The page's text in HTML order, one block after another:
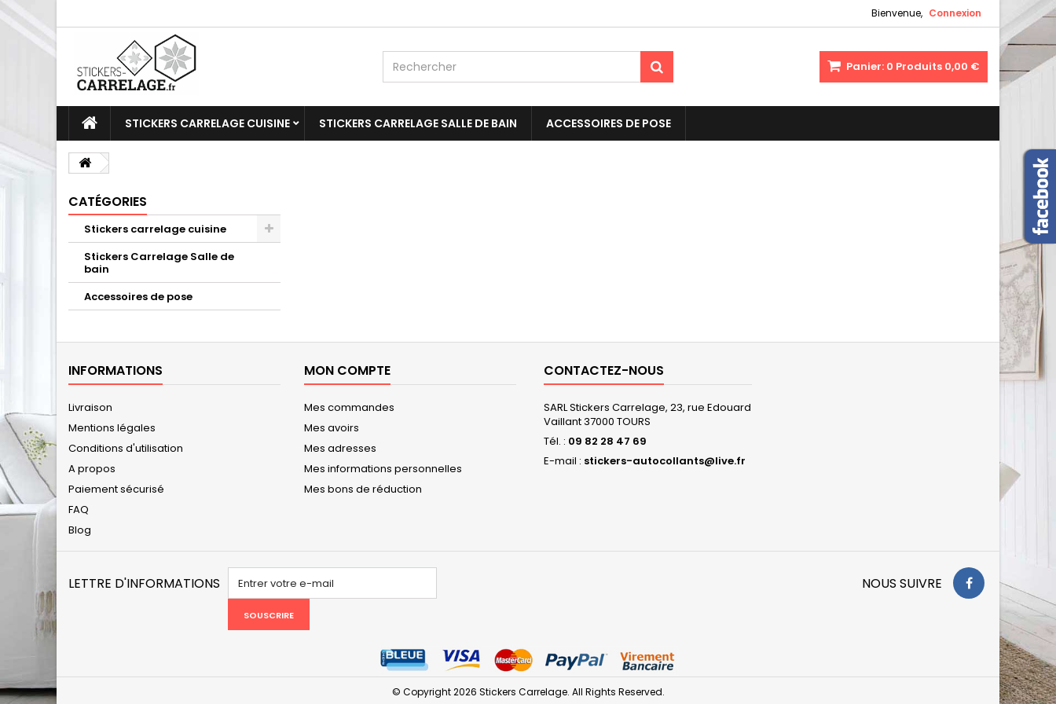
Bienvenue, Connexion
Panier: 0 Produits 0,00 €
STICKERS CARRELAGE CUISINE STICKERS CARRELAGE SALLE DE BAIN ACCESSOIRES DE POSE
CATÉGORIES
Stickers carrelage cuisine
Stickers Carrelage Salle de
bain
Accessoires de pose
INFORMATIONS
Livraison
Mentions légales
Conditions d'utilisation
A propos
Paiement sécurisé
FAQ
Blog
© Copyright 2026 Stickers Carrelage. All Rights Reserved.
MON COMPTE
Mes commandes
Mes avoirs
Mes adresses
Mes informations personnelles
Mes bons de réduction
CONTACTEZ-NOUS
SARL Stickers Carrelage, 23, rue Edouard
Vaillant 37000 TOURS
Tél. : 09 82 28 47 69
E-mail : stickers-autocollants@live.fr
LETTRE D'INFORMATIONS
SOUSCRIRE
NOUS SUIVRE